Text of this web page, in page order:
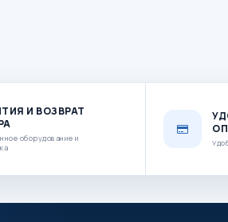
И ВОЗВРАТ
оборудование и